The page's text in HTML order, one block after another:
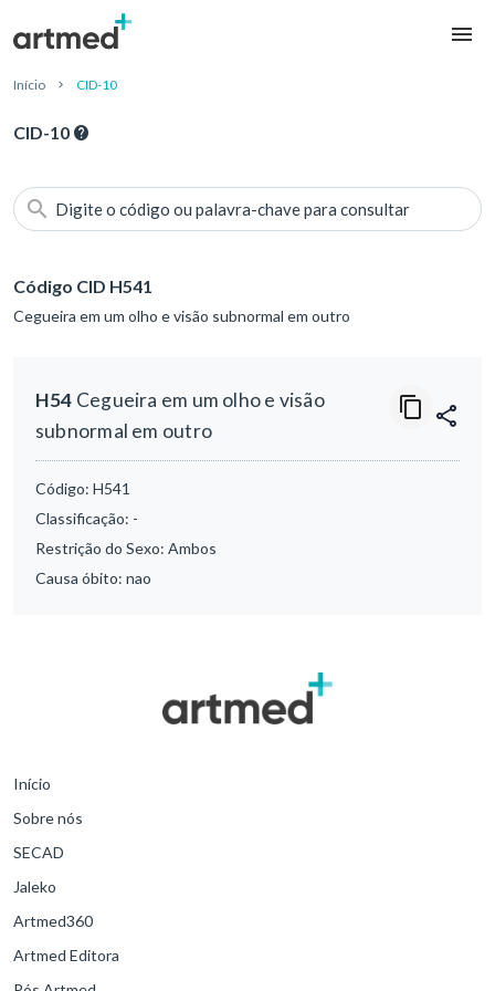
Início CID-10
CID-10
Digite o código ou palavra-chave para consultar
Código CID H541
Cegueira em um olho e visão subnormal em outro
H54 Cegueira em um olho e visão
subnormal em outro
Código: H541
Classificação: -
Restrição do Sexo: Ambos
Causa óbito: nao
Início
Sobre nós
SECAD
Jaleko
Artmed360
Artmed Editora